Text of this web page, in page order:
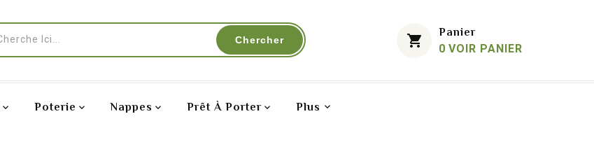
Chercher shopping_cart Panier
0 VOIR PANIER
Poterie Nappes Prêt À Porter Plus